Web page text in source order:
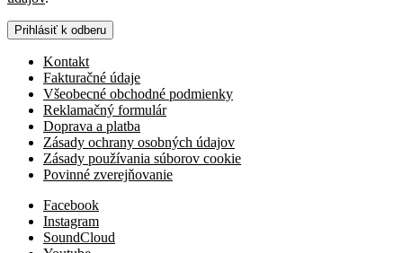
Prihlásiť k odberu
Kontakt
Fakturačné údaje
Všeobecné obchodné podmienky
Reklamačný formulár
Doprava a platba
Zásady ochrany osobných údajov
Zásady používania súborov cookie
Povinné zverejňovanie
Facebook
Instagram
SoundCloud